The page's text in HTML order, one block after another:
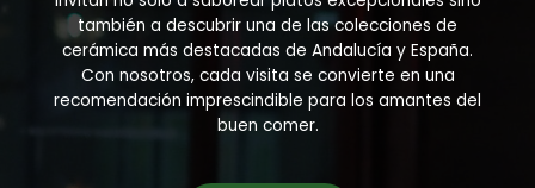
también a descubrir una de las colecciones de
cerámica más destacadas de Andalucía y España.
Con nosotros, cada visita se convierte en una
recomendación imprescindible para los amantes del
buen comer.